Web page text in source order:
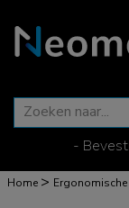
-
Home >